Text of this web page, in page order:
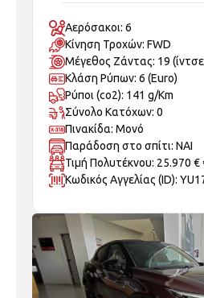
Αερόσακοι: 6
Κίνηση Τροχών: FWD
Μέγεθος Ζάντας: 19
Κλάση Ρύπων: 6 (Euro)
Ρύποι (co2): 141 g/Km
Σύνολο Κατόχων: 0
Πινακίδα: Μονό
Παράδοση στο σπίτι: ΝΑΙ
Τιμή Πολυτέκνου: 25.970 € €
Κωδικός Αγγελίας (ID):